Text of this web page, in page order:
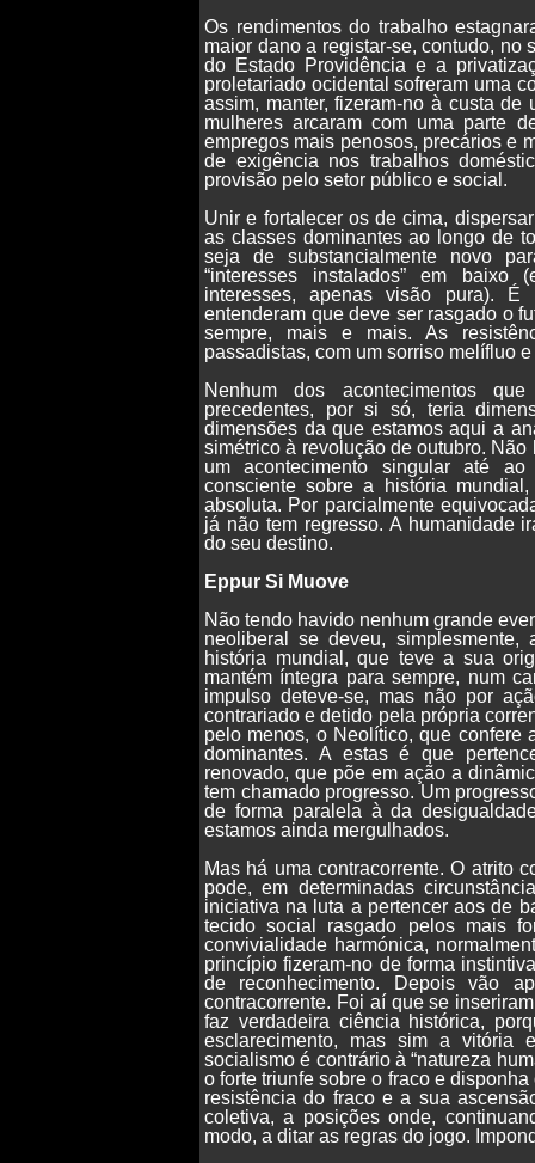
Os rendimentos do trabalho
maior dano a registar-se, contudo, no
do Estado Providência e a
proletariado ocidental sofreram uma
assim, manter, fizeram-no à custa
mulheres arcaram com uma parte
empregos mais penosos, precários e
de exigência nos trabalhos
provisão pelo setor público e social.
Unir e fortalecer os de cima,
as classes dominantes ao longo de
seja de substancialmente novo
“interesses instalados” em baixo
interesses, apenas visão pura).
entenderam que deve ser rasgado o
sempre, mais e mais. As
passadistas, com um sorriso melífluo
Nenhum dos acontecimentos
precedentes, por si só, teria
dimensões da que estamos aqui a
simétrico à revolução de outubro.
um acontecimento singular até
consciente sobre a história
absoluta. Por parcialmente
já não tem regresso. A humanidade
do seu destino.
Eppur Si Muove
Não tendo havido nenhum grande
neoliberal se deveu,
história mundial, que teve a sua
mantém íntegra para sempre, num
impulso deteve-se, mas não por
contrariado e detido pela própria
pelo menos, o Neolítico, que
dominantes. A estas é que
renovado, que põe em ação a
tem chamado progresso. Um
de forma paralela à da
estamos ainda mergulhados.
Mas há uma contracorrente. O atrito
pode, em determinadas
iniciativa na luta a pertencer aos de
tecido social rasgado pelos mais
convivialidade harmónica,
princípio fizeram-no de forma
de reconhecimento. Depois vão
contracorrente. Foi aí que se
faz verdadeira ciência histórica,
esclarecimento, mas sim a vitória
socialismo é contrário à “natureza
o forte triunfe sobre o fraco e
resistência do fraco e a sua
coletiva, a posições onde,
modo, a ditar as regras do jogo.